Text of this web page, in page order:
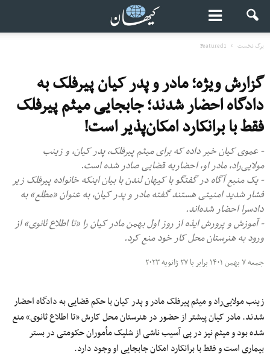
برگ نخست Featured1
گزارش ویژه؛ مادر و پدر کیان پیرفلک به
دادگاه احضار شدند؛ جابجایی میثم پیرفلک
فقط با برانکارد امکان‌پذیر است!
- عموی کیان خبر داده که برای میثم پیرفلک، پدر کیان، و زینب
مولایی‌راد، مادر او، احضاریه قضایی صادر شده است.
- یک منبع آگاه در گفتگو با کیهان لندن با بیان اینکه خانواده پیرفلک زیر
فشار شدید امنیتی هستند گفته مادر و پدر کیان، به عنوان «مطلع» به
دادسرا احضار شده‌اند.
- آموزش و پرورش ایذه از روز اول بهمن مادر کیان را «تا اطلاع ثانوی» از
ورود به هنرستان محل کار خود منع کرد.
جمعه ۷ بهمن ۱۴۰۱ برابر با ۲۷ ژانویه ۲۰۲۳
زینب مولایی‌راد و میثم پیرفلک مادر و پدر کیان با حکم قضایی به دادگاه احضار
شدند. مادر کیان پیشتر از حضور در هنرستان محل کارش «تا اطلاع ثانوی» منع
شده بود و میثم نیز در پی آسیب ناشی از شلیک مأموران حکومتی در بستر
بیماری است و فقط با برانکارد امکان جابجایی او وجود دارد.